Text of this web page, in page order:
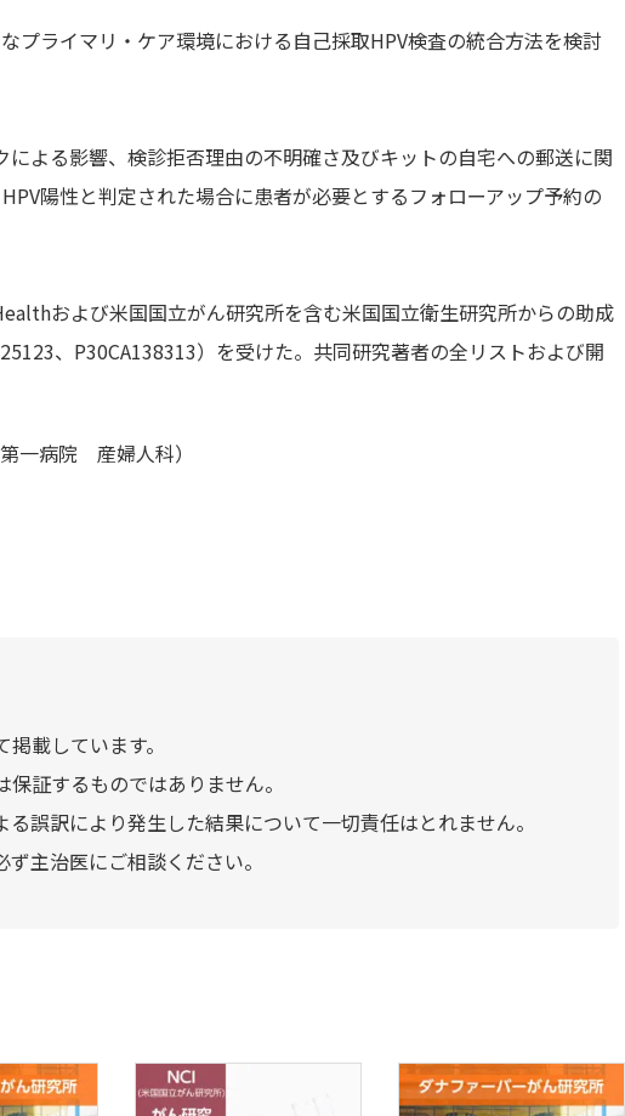
プライマリ・ケア環境における自己採取HPV検査の統合方法を検討
による影響、検診拒否理由の不明確さ及びキットの自宅への郵送に関
陽性と判定された場合に患者が必要とするフォローアップ予約の
および米国国立がん研究所を含む米国国立衛生研究所からの助成
、P30CA138313）を受けた。共同研究著者の全リストおよび開
一病院 産婦人科）
載しています。
証するものではありません。
誤訳により発生した結果について一切責任はとれません。
主治医にご相談ください。